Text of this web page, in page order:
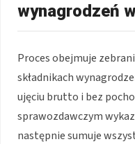
wynagrodzeń
Proces obejmuje
składnikach
ujęciu brutto i bez
sprawozdawczym
następnie sumuje